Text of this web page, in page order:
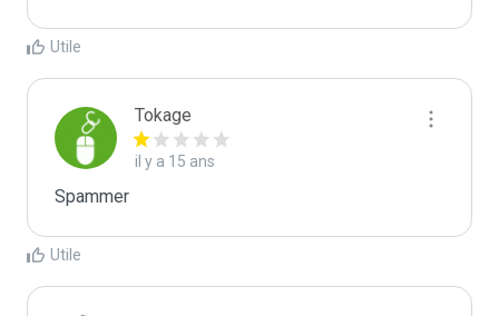
Utile
Tokage
il y a 15 ans
Spammer
Utile